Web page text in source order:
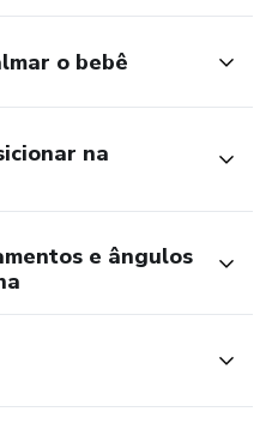
o bebê
na
e ângulos